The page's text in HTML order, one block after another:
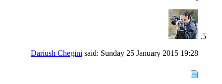
Dariush Chegini said: Sunday 25 January 2015 19:28